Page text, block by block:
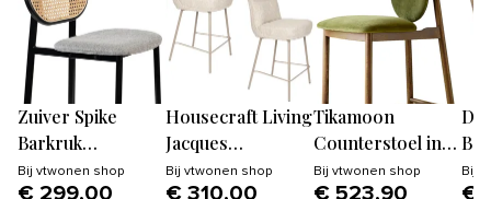
Zuiver Spike
Barkruk
rugleuning 64,5
Bij vtwonen shop
€ 299,00
Housecraft Living
Jacques
Barkrukken 65 cm
Bij vtwonen shop
€ 310,00
Tikamoon
Counterstoel in
massief eikenhout
Bij vtwonen shop
€ 523,90
Bij
€